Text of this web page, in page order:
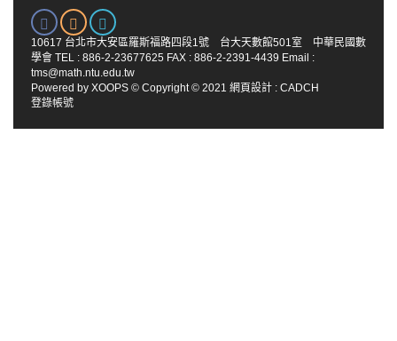
10617 台北市大安區羅斯福路四段1號 台大天數館501室 中華民國數
學會 TEL : 886-2-23677625 FAX : 886-2-2391-4439 Email :
tms@math.ntu.edu.tw
Powered by XOOPS © Copyright © 2021 網頁設計 : CADCH
登錄帳號